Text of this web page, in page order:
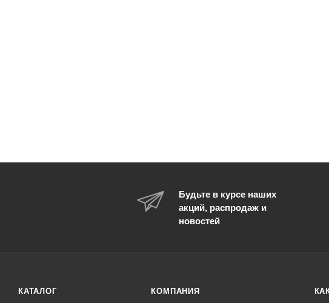
Будьте в курсе наших
акций, распродаж и
новостей
КАТАЛОГ КОМПАНИЯ